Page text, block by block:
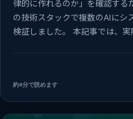
律的に作れるのか」を確認する
の技術スタックで複数のAIにシ
検証しました。 本記事では、
約4分で読めます